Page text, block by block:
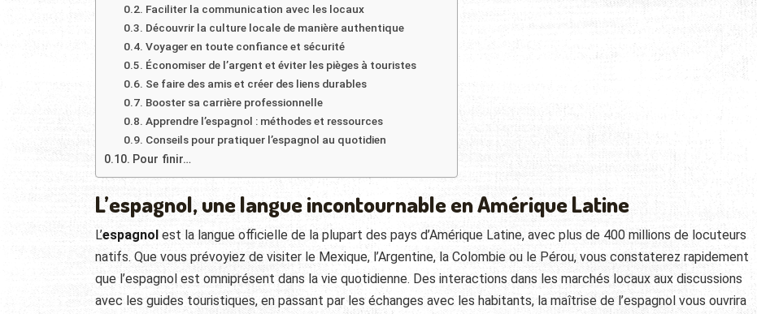
Faciliter la communication avec les locaux
Découvrir la culture locale de manière authentique
Voyager en toute confiance et sécurité
Économiser de l’argent et éviter les pièges à touristes
Se faire des amis et créer des liens durables
Booster sa carrière professionnelle
Apprendre l’espagnol : méthodes et ressources
Conseils pour pratiquer l’espagnol au quotidien
Pour finir…
L’espagnol, une langue incontournable en Amérique Latine
L’espagnol est la langue officielle de la plupart des pays d’Amérique Latine, avec plus de 400 millions de locuteurs
natifs. Que vous prévoyiez de visiter le Mexique, l’Argentine, la Colombie ou le Pérou, vous constaterez rapidement
que l’espagnol est omniprésent dans la vie quotidienne. Des interactions dans les marchés locaux aux discussions
avec les guides touristiques, en passant par les échanges avec les habitants, la maîtrise de l’espagnol vous ouvrira